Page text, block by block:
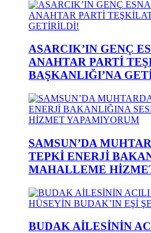
ASARCIK’IN GENÇ
ANAHTAR PARTİ
BAŞKANLIĞI’NA
SAMSUN’DA
TEPKİ ENERJİ
MAHALLEME
BUDAK AİLESİNİN